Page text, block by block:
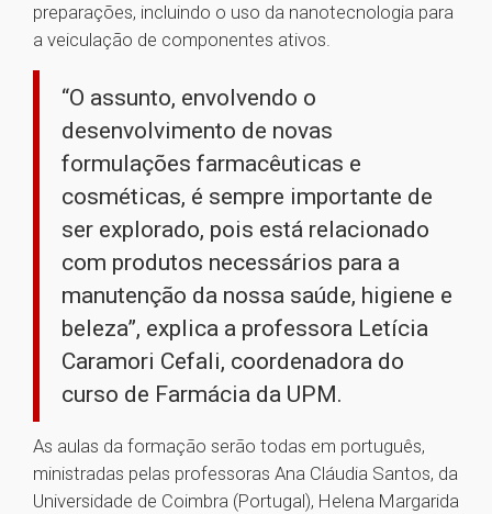
preparações, incluindo o uso da nanotecnologia para
a veiculação de componentes ativos.
“O assunto, envolvendo o
desenvolvimento de novas
formulações farmacêuticas e
cosméticas, é sempre importante de
ser explorado, pois está relacionado
com produtos necessários para a
manutenção da nossa saúde, higiene e
beleza”, explica a professora Letícia
Caramori Cefali, coordenadora do
curso de Farmácia da UPM.
As aulas da formação serão todas em português,
ministradas pelas professoras Ana Cláudia Santos, da
Universidade de Coimbra (Portugal), Helena Margarida